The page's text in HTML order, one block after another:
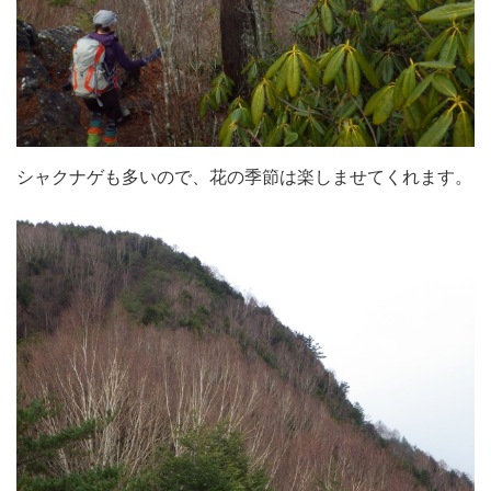
シャクナゲも多いので、花の季節は楽しませてくれます。